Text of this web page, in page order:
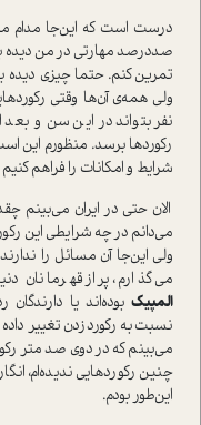
درست ا‌ست که این‌جا مدام
صد‌درصد مهارتی در من دیده
تمرین کنم. حتما چیزی دیده
ولی همه‌ی آن‌ها وقتی
نفر بتواند در این سن و
رکوردها برسد. منظورم این
شرایط و امکانات را فراهم
الان حتی در ایران می‌بینم
می‌دانم در چه شرایطی این
ولی این‌جا آن مسائل را
می‌گذارم، پر از قهرمانان
المپیک بوده‌اند یا
نسبت‌به رکورد‌زدن تغییر
چنین رکوردهایی ندیده‌ام،
این‌طور بودم.